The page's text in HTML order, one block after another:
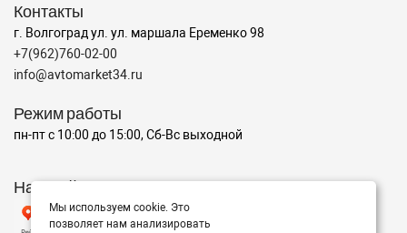
Контакты
г. Волгоград ул. ул. маршала Еременко 98
+7(962)760-02-00
info@avtomarket34.ru
Режим работы
пн-пт с 10:00 до 15:00, Сб-Вс выходной
Наш рейтинг на Яндексе
Мы используем cookie. Это
позволяет нам анализировать